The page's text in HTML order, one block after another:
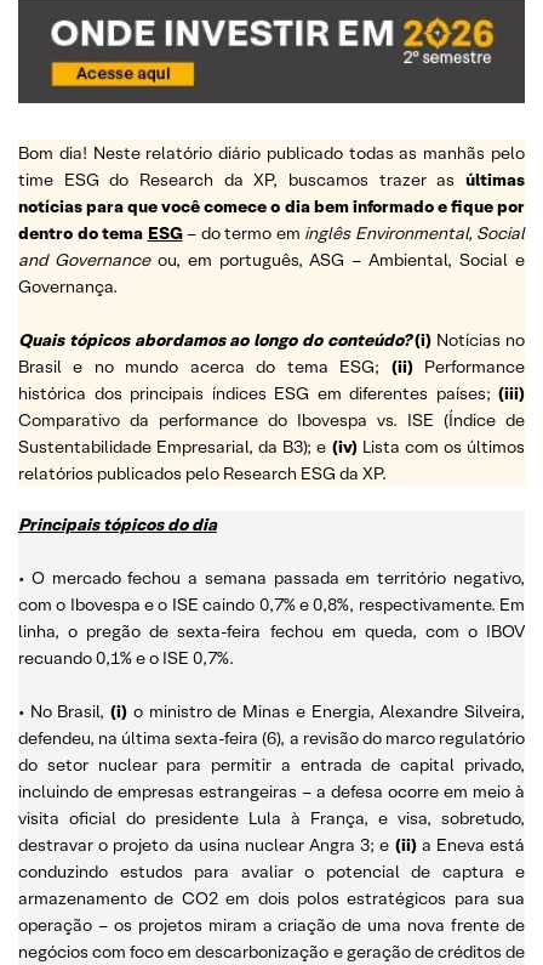
Bom dia! Neste relatório diário publicado todas as manhãs pelo
time ESG do Research da XP, buscamos trazer as últimas
notícias para que você comece o dia bem informado e fique por
dentro do tema ESG – do termo em inglês Environmental, Social
and Governance ou, em português, ASG – Ambiental, Social e
Governança.
Quais tópicos abordamos ao longo do conteúdo? (i) Notícias no
Brasil e no mundo acerca do tema ESG; (ii)Performance
histórica dos principais índices ESG em diferentes países; (iii)
Comparativo da performance do Ibovespa vs. ISE (Índice de
Sustentabilidade Empresarial, da B3); e (iv)Lista com os últimos
relatórios publicados pelo Research ESG da XP.
Principais tópicos do dia
• O mercado fechou a semana passada em território negativo,
com o Ibovespa e o ISE caindo 0,7% e 0,8%, respectivamente. Em
linha, o pregão de sexta-feira fechou em queda, com o IBOV
recuando 0,1% e o ISE 0,7%.
• No Brasil,(i) o ministro de Minas e Energia, Alexandre Silveira,
defendeu, na última sexta-feira (6), a revisão do marco regulatório
do setor nuclear para permitir a entrada de capital privado,
incluindo de empresas estrangeiras – a defesa ocorre em meio à
visita oficial do presidente Lula à França, e visa, sobretudo,
destravar o projeto da usina nuclear Angra 3; e (ii)a Eneva está
conduzindo estudos para avaliar o potencial de captura e
armazenamento de CO2 em dois polos estratégicos para sua
operação – os projetos miram a criação de uma nova frente de
negócios com foco em descarbonização e geração de créditos de